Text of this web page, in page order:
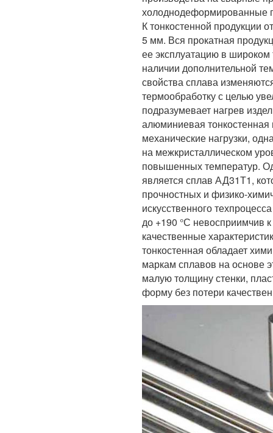
холоднодеформированные
К тонкостенной продукции
5 мм. Вся прокатная
ее эксплуатацию в
наличии дополнительной
свойства сплава
термообработку с целью
подразумевает нагрев
алюминиевая
механические нагрузки,
на межкристаллическом
повышенных температур.
является сплав АД31Т1,
прочностных и физико-
искусственного
до +190 °С невосприимчив
качественные
тонкостенная обладает
маркам сплавов на основе
малую толщину стенки,
форму без потери